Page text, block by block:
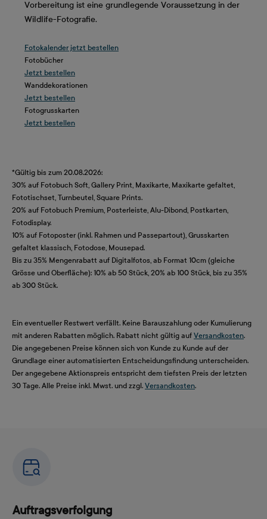
Vorbereitung ist eine grundlegende Voraussetzung in der
Wildlife-Fotografie.
Fotokalender jetzt bestellen
Fotobücher
Jetzt bestellen
Wanddekorationen
Jetzt bestellen
Fotogrusskarten
Jetzt bestellen
*Gültig bis zum 20.08.2026:
30% auf Fotobuch Soft, Gallery Print, Maxikarte, Maxikarte gefaltet,
Fototischset, Turnbeutel, Square Prints.
20% auf Fotobuch Premium, Posterleiste, Alu-Dibond, Postkarten,
Fotodisplay.
10% auf Fotoposter (inkl. Rahmen und Passepartout), Grusskarten
gefaltet klassisch, Fotodose, Mousepad.
Bis zu 35% Mengenrabatt auf Digitalfotos, ab Format 10cm (gleiche
Grösse und Oberfläche): 10% ab 50 Stück, 20% ab 100 Stück, bis zu 35%
ab 300 Stück.
Ein eventueller Restwert verfällt. Keine Barauszahlung oder Kumulierung
mit anderen Rabatten möglich. Rabatt nicht gültig auf Versandkosten.
Die angegebenen Preise können sich von Kunde zu Kunde auf der
Grundlage einer automatisierten Entscheidungsfindung unterscheiden.
Der angegebene Aktionspreis entspricht dem tiefsten Preis der letzten
30 Tage. Alle Preise inkl. Mwst. und zzgl. Versandkosten.
Auftragsverfolgung